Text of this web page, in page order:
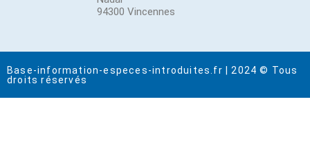
94300 Vincennes
Base-information-especes-introduites.fr | 2024 © Tous
droits réservés